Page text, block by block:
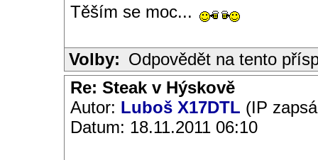
Těším se moc...
Volby: Odpovědět na tento
Re: Steak v Hýskově
Autor: Luboš X17DTL (IP
Datum: 18.11.2011 06:10